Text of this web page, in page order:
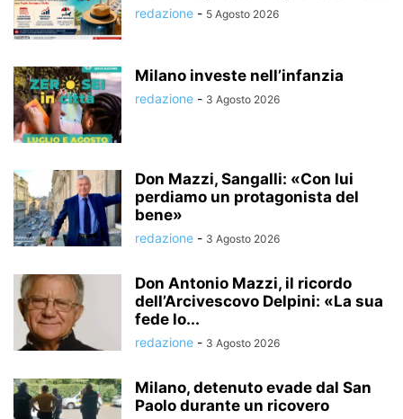
redazione - 5 Agosto 2026
Milano investe nell’infanzia
redazione - 3 Agosto 2026
Don Mazzi, Sangalli: «Con lui
perdiamo un protagonista del
bene»
redazione - 3 Agosto 2026
Don Antonio Mazzi, il ricordo
dell’Arcivescovo Delpini: «La sua
fede lo...
redazione - 3 Agosto 2026
Milano, detenuto evade dal San
Paolo durante un ricovero